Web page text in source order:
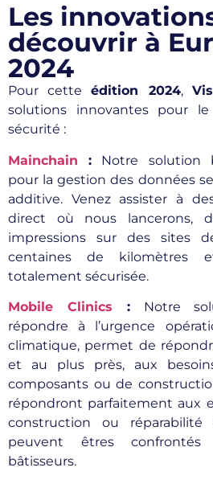
Les
découvrir à
2024
Pour cetteédition 2024,
solutions innovantes pour
sécurité :
Mainchain : Notre solution
pour la gestion des données
additive. Venez assister à
direct où nous lancerons,
impressions sur des sites
centaines de kilomètres
totalement sécurisée.
Mobile Clinics :
Notre
répondre à l’urgence
climatique, permet de
et au plus près, aux
composants ou de
répondront parfaitement aux
construction ou réparabilité
peuvent êtres
bâtisseurs.